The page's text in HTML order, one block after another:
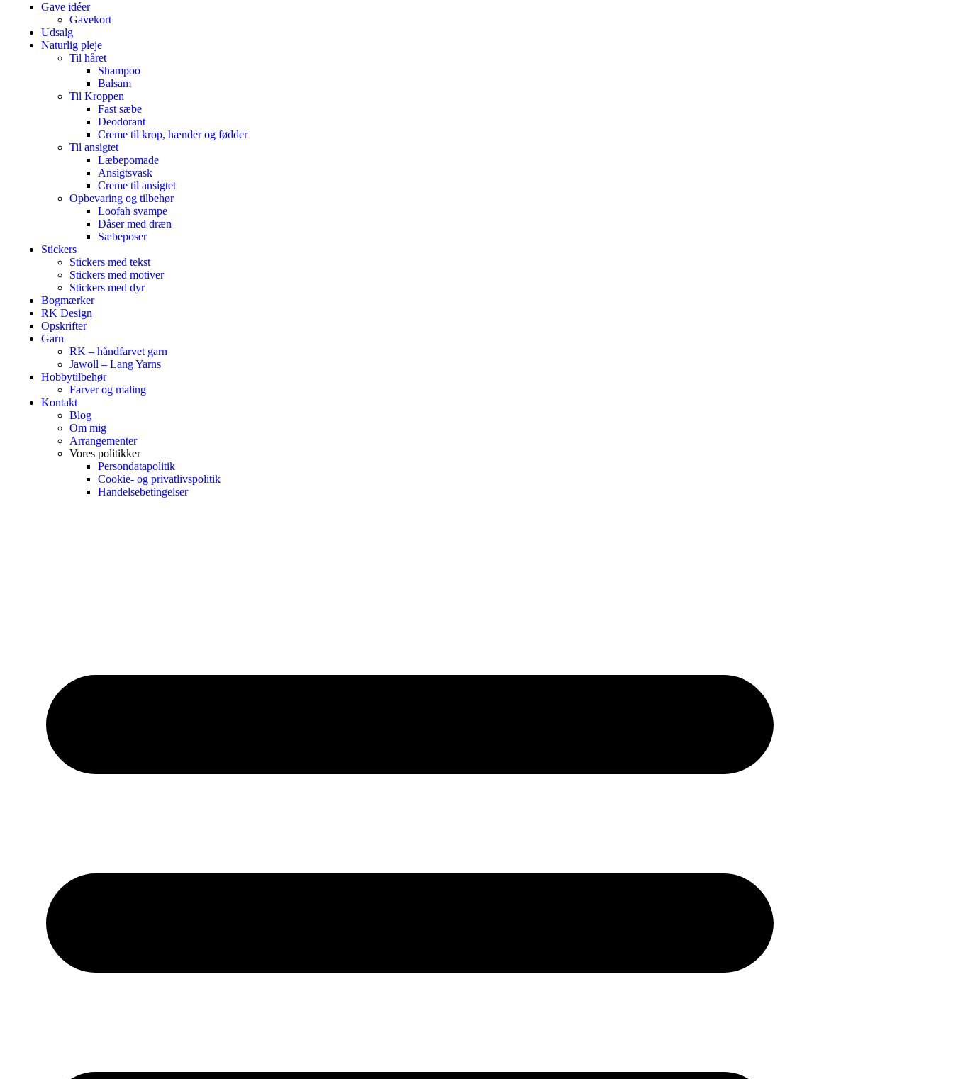
Gave idéer
Gavekort
Udsalg
Naturlig pleje
Til håret
Shampoo
Balsam
Til Kroppen
Fast sæbe
Deodorant
Creme til krop, hænder og fødder
Til ansigtet
Læbepomade
Ansigtsvask
Creme til ansigtet
Opbevaring og tilbehør
Loofah svampe
Dåser med dræn
Sæbeposer
Stickers
Stickers med tekst
Stickers med motiver
Stickers med dyr
Bogmærker
RK Design
Opskrifter
Garn
RK – håndfarvet garn
Jawoll – Lang Yarns
Hobbytilbehør
Farver og maling
Kontakt
Blog
Om mig
Arrangementer
Vores politikker
Persondatapolitik
Cookie- og privatlivspolitik
Handelsebetingelser